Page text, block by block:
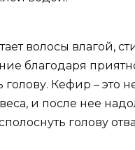
волосы влагой,
благодаря
голову. Кефир –
и после нее
голову